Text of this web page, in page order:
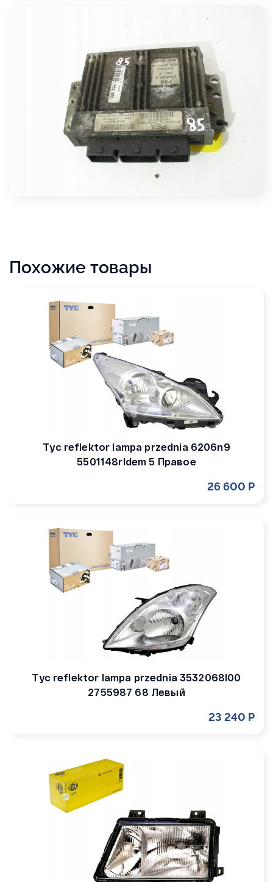
Похожие товары
Tyc reflektor lampa przednia 6206n9
5501148rldem 5 Правое
26 600 Р
Tyc reflektor lampa przednia 3532068l00
2755987 68 Левый
23 240 Р